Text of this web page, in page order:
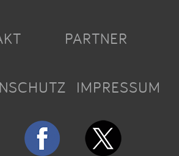
PARTNER
IMPRESSUM